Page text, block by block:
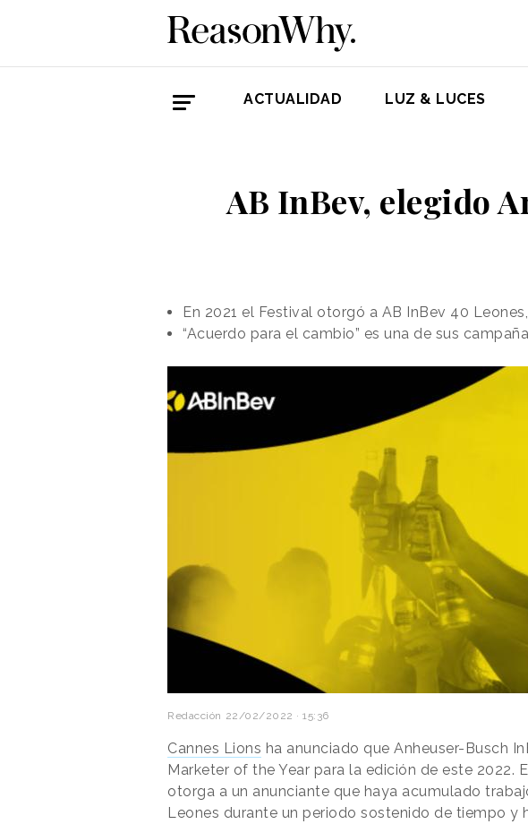
ACTUALIDAD LUZ & LUCES
AB InBev, elegido
En 2021 el Festival otorgó a AB InBev 40
“Acuerdo para el cambio” es una de sus
Redacción 22/02/2022 · 15:36
Cannes Lions ha anunciado que Anheuser-Busch
Marketer of the Year para la edición de este 2022.
otorga a un anunciante que haya acumulado
Leones durante un periodo sostenido de tiempo y